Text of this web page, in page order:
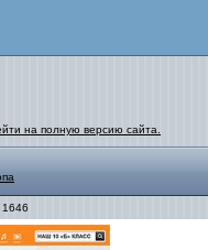
на полную версию сайта.